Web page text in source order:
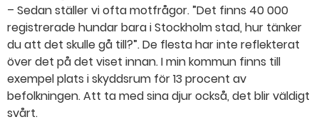
– Sedan ställer vi ofta motfrågor. ”Det finns 40 000
registrerade hundar bara i Stockholm stad, hur tänker
du att det skulle gå till?”. De flesta har inte reflekterat
över det på det viset innan. I min kommun finns till
exempel plats i skyddsrum för 13 procent av
befolkningen. Att ta med sina djur också, det blir väldigt
svårt.